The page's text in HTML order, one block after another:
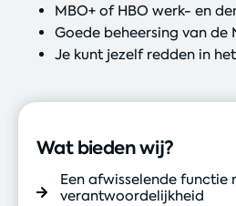
MBO+ of HBO werk- en
Goede beheersing van de
Je kunt jezelf redden in
Wat bieden wij?
Een afwisselende functie
verantwoordelijkheid